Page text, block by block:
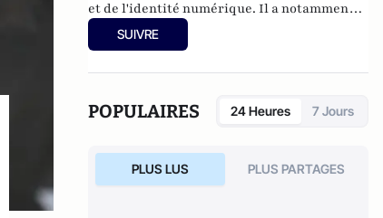
et de l'identité numérique. Il a notamment
participé à l'ouvrage
sont-ils nos amis ?
SUIVRE
POPULAIRES 24 Heures 7 Jours
PLUS LUS PLUS PARTAGES